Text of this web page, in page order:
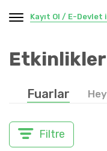
Kayıt Ol / E-Devlet
Etkinlikler
Fuarlar
Filtre